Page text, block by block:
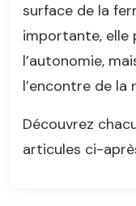
surface de la
importante, elle
l’autonomie,
l’encontre de la
Découvrez
articules ci-